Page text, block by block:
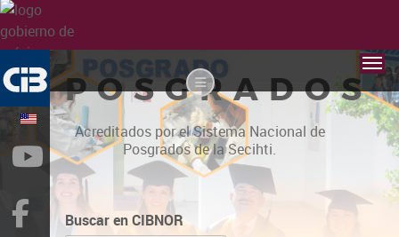
POSGRADOS
Acreditados por el Sistema Nacional de
Posgrados de la Secihti.
Buscar en CIBNOR
YouTube
Facebook